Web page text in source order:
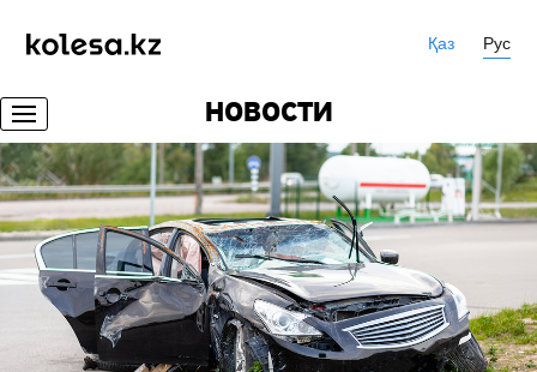
Қаз Рус
НОВОСТИ